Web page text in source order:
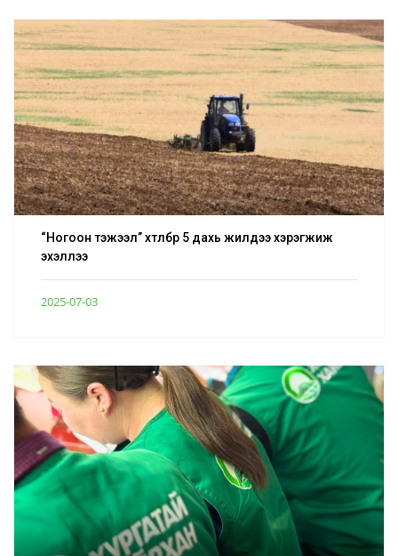
“Ногоон тэжээл” хөтөлбөр 5 дахь жилдээ хэрэгжиж
эхэллээ
2025-07-03